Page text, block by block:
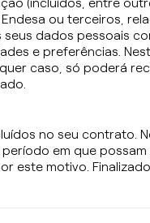
ou terceiros,
dados pessoais
e preferências.
caso, só poderá
no seu contrato.
em que
este motivo.